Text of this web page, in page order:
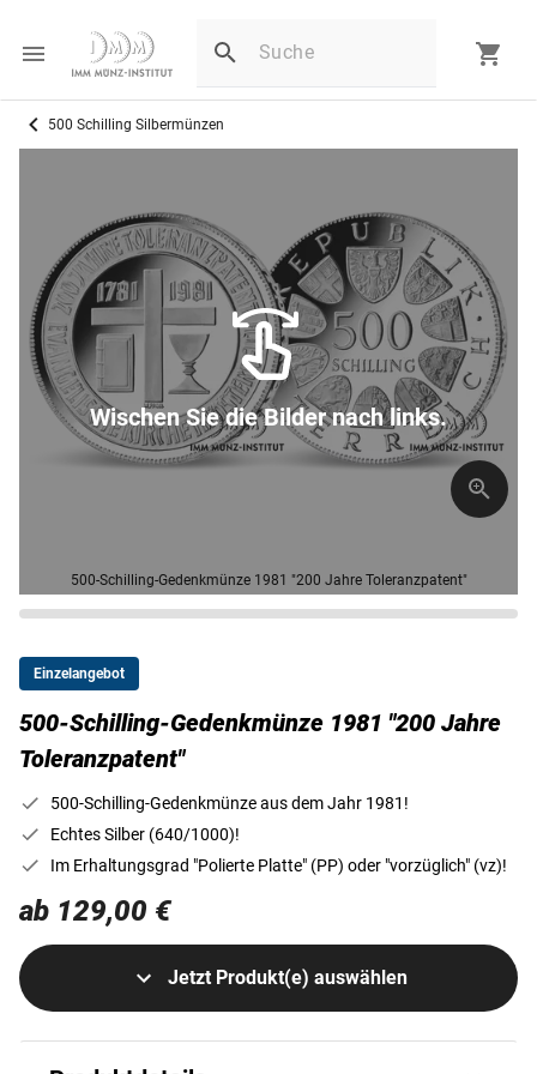
500 Schilling Silbermünzen
500-Schilling-Gedenkmünze 1981 "200 Jahre Toleranzpatent"
Wischen Sie die Bilder nach links.
Einzelangebot
500-Schilling-Gedenkmünze 1981 "200 Jahre
Toleranzpatent"
500-Schilling-Gedenkmünze aus dem Jahr 1981!
Echtes Silber (640/1000)!
Im Erhaltungsgrad "Polierte Platte" (PP) oder "vorzüglich" (vz)!
ab 129,00 €
Jetzt Produkt(e) auswählen